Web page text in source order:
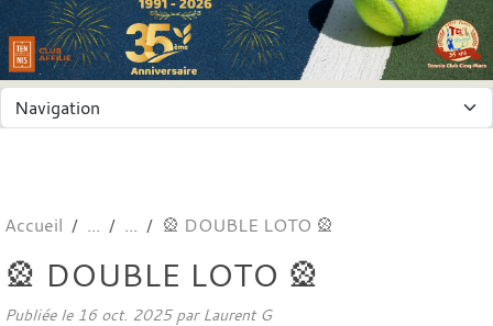
Accueil 🎡 DOUBLE LOTO 🎡
🎡 DOUBLE LOTO 🎡
Publiée le 16 oct. 2025par Laurent G
Panneau de gestion des cookies